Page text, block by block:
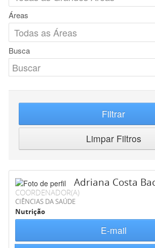
Áreas
Busca
Filtrar
Limpar Filtros
Adriana Costa
COORDENADOR(A)
CIÊNCIAS DA SAÚDE
Nutrição
E-mail